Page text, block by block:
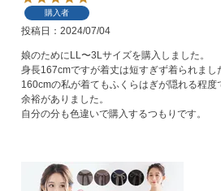
購入者
投稿日 2024/07/04
娘のためにLL〜3Lサイズを購入しました。
身長167cmですが着丈は短すぎず着られまし
160cmの私が着てもふくらはぎが隠れる程度
余裕がありました。
自分の分も色違いで購入するつもりです。